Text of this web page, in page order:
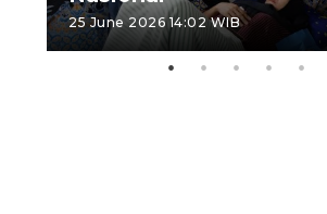
25 June 2026 14:02 WIB